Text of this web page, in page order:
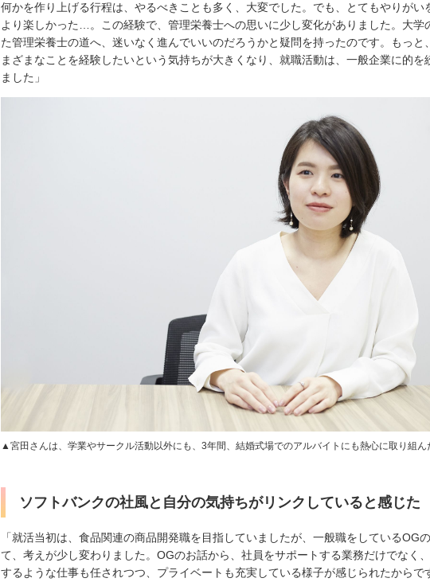
何かを作り上げる行程は、やるべきことも多く、大変でした。でも、とてもやりがい
より楽しかった…。この経験で、管理栄養士への思いに少し変化がありました。大学
た管理栄養士の道へ、迷いなく進んでいいのだろうかと疑問を持ったのです。もっと
まざまなことを経験したいという気持ちが大きくなり、就職活動は、一般企業に的を
ました」
▲宮田さんは、学業やサークル活動以外にも、3年間、結婚式場でのアルバイトにも熱心に取り組ん
ソフトバンクの社風と自分の気持ちがリンクしていると感じた
「就活当初は、食品関連の商品開発職を目指していましたが、一般職をしているOG
て、考えが少し変わりました。OGのお話から、社員をサポートする業務だけでなく
するような仕事も任されつつ、プライベートも充実している様子が感じられたからで